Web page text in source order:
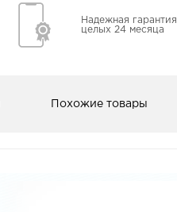
Надежная гарантия
целых 24 месяца
Похожие товары